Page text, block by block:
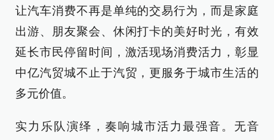
让汽车消费不再是单纯的交易行为，而是家庭
出游、朋友聚会、休闲打卡的美好时光，有效
延长市民停留时间，激活现场消费活力，彰显
中亿汽贸城不止于汽贸，更服务于城市生活的
多元价值。
实力乐队演绎，奏响城市活力最强音。无音